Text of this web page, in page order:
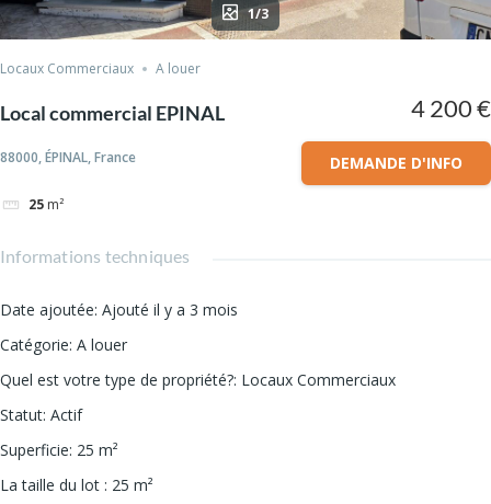
1/3
Locaux Commerciaux A louer
Local commercial EPINAL
88000, ÉPINAL, France
25 m²
4 200 €
DEMANDE D'INFO
Informations techniques
Date ajoutée: Ajouté il y a 3 mois
Catégorie: A louer
Quel est votre type de propriété?: Locaux Commerciaux
Statut: Actif
Superficie: 25 m²
La taille du lot : 25 m²